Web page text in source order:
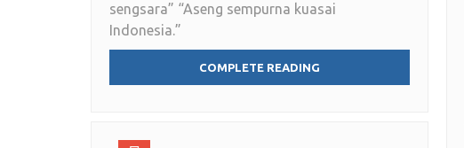
sengsara” “Aseng sempurna kuasai
Indonesia.”
COMPLETE READING